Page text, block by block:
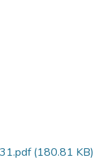
(180.81 KB)